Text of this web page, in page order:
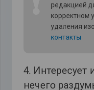
редакцией
корректном
удаления
контакты
4. Интересует
нечего